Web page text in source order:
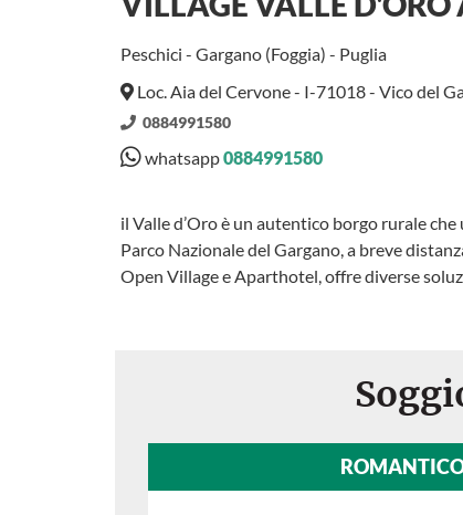
Peschici - Gargano (Foggia) - Puglia
Loc. Aia del Cervone - I-71018 - Vico del
0884991580
whatsapp0884991580
il Valle d’Oro è un autentico borgo rurale
Parco Nazionale del Gargano, a breve
Open Village e Aparthotel, offre diverse